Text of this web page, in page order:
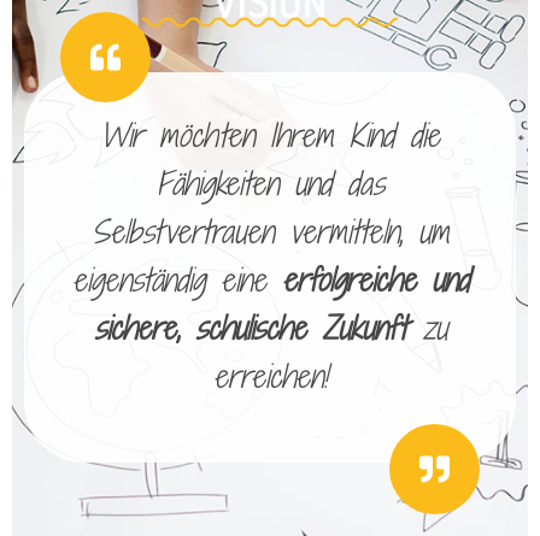
Wir möchten Ihrem Kind die
Fähigkeiten und das
Selbstvertrauen vermitteln, um
eigenständig eine erfolgreiche und
sichere, schulische Zukunftzu
erreichen!